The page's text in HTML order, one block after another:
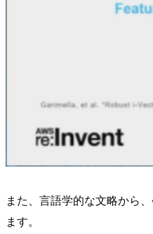
また、言語学的な文略から
ます。